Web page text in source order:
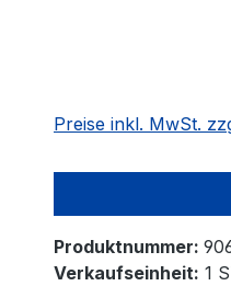
Preise inkl. MwSt.
Produktnummer:
Verkaufseinheit: 1